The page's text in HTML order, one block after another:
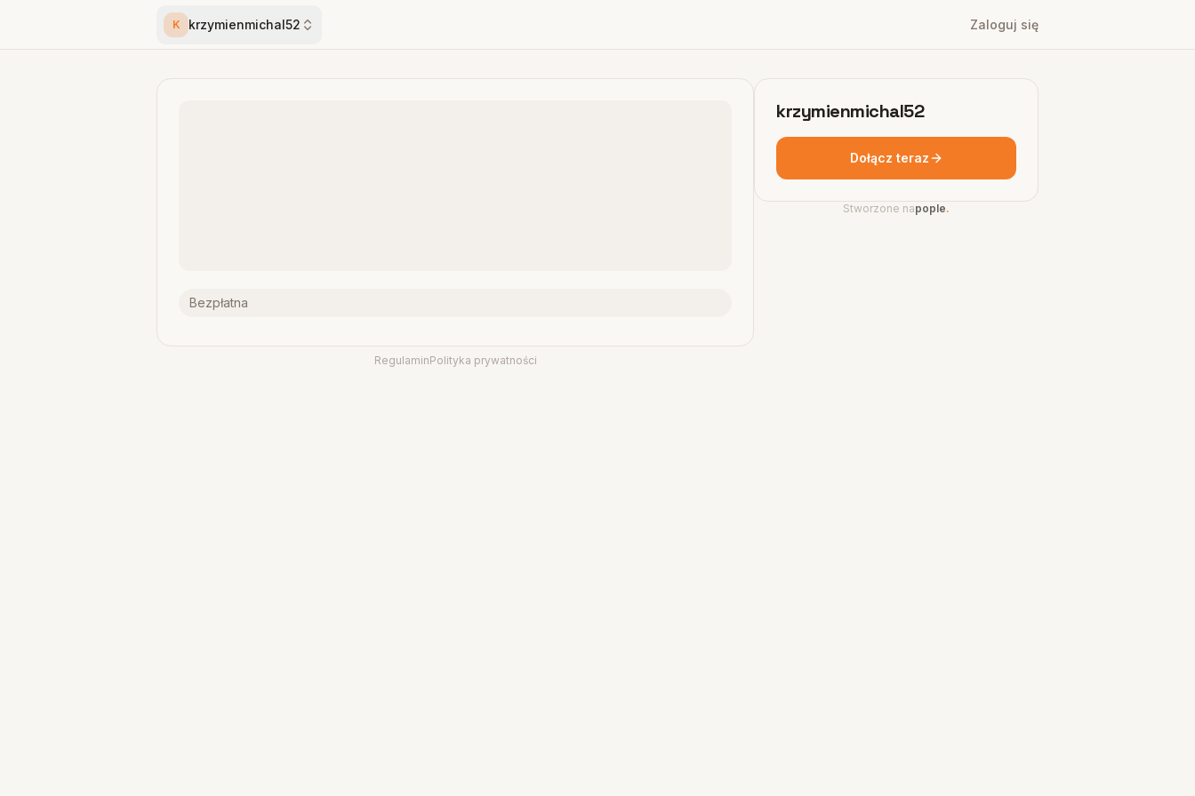
K krzymienmichal52 Zaloguj się
Bezpłatna
RegulaminPolityka prywatności
krzymienmichal52
Dołącz teraz
Stworzone napople.